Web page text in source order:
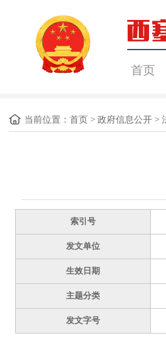
首页
当前位置： 首页 > 政府信息公开 >
索引号
发文单位
生效日期
主题分类
发文字号